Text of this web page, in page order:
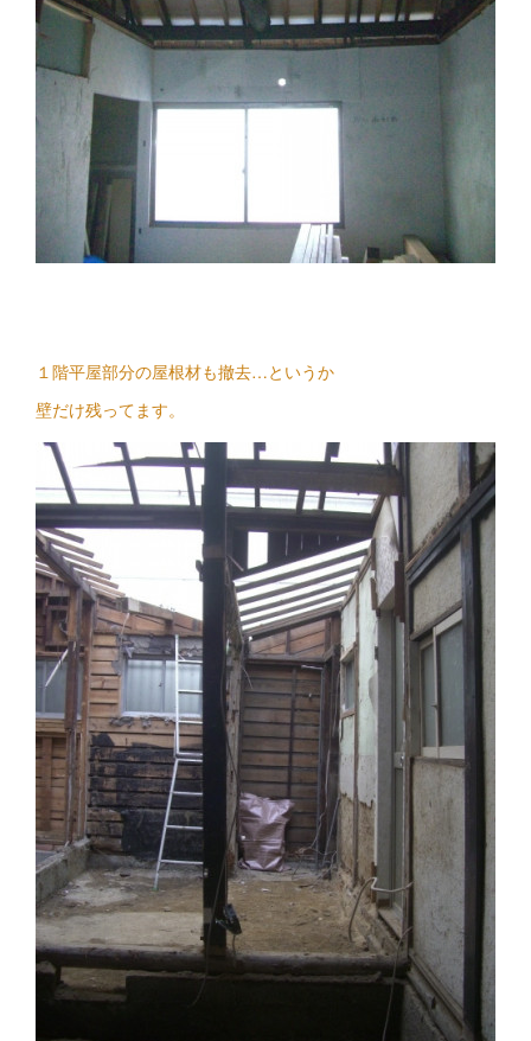
１階平屋部分の屋根材も撤去…というか
壁だけ残ってます。